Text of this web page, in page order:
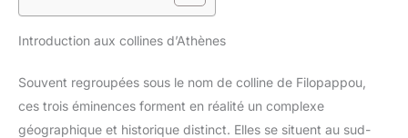
Introduction aux collines d’Athènes
Souvent regroupées sous le nom de colline de Filopappou,
ces trois éminences forment en réalité un complexe
géographique et historique distinct. Elles se situent au sud-